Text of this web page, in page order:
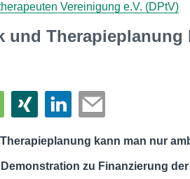
Vereinigung e.V. (DPtV)
und
kann man nur
zu Finanzierung